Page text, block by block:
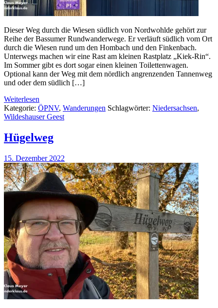
Dieser Weg durch die Wiesen südlich von Nordwohlde gehört zur
Reihe der Bassumer Rundwanderwege. Er verläuft südlich vom Ort
durch die Wiesen rund um den Hombach und den Finkenbach.
Unterwegs machen wir eine Rast am kleinen Rastplatz „Kiek-Rin“.
Im Sommer gibt es dort sogar einen kleinen Toilettenwagen.
Optional kann der Weg mit dem nördlich angrenzenden Tannenweg
und oder dem südlich […]
Weiterlesen
Kategorie: ÖPNV, Wanderungen Schlagwörter: Niedersachsen,
Wildeshauser Geest
Hügelweg
15. Dezember 2022